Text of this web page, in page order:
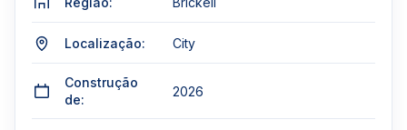
Localização: City
Construção
de:
2026